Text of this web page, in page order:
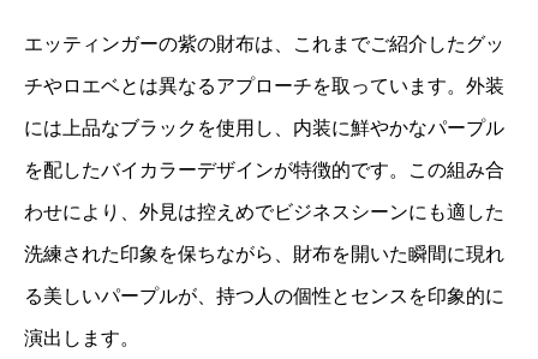
エッティンガーの紫の財布は、これまでご紹介したグッ
チやロエベとは異なるアプローチを取っています。外装
には上品なブラックを使用し、内装に鮮やかなパープル
を配したバイカラーデザインが特徴的です。この組み合
わせにより、外見は控えめでビジネスシーンにも適した
洗練された印象を保ちながら、財布を開いた瞬間に現れ
る美しいパープルが、持つ人の個性とセンスを印象的に
演出します。